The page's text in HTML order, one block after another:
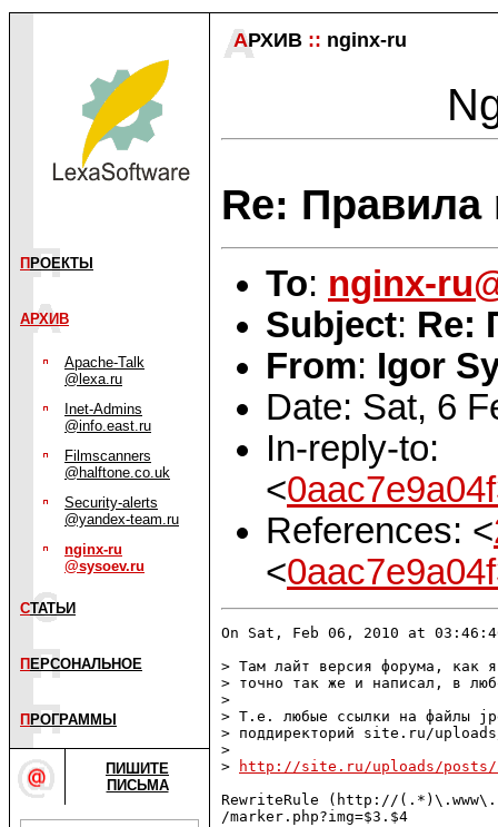
П РОЕКТЫ
АРХИВ
Apache-Talk
@lexa.ru
Inet-Admins
@info.east.ru
Filmscanners
@halftone.co.uk
Security-alerts
@yandex-team.ru
nginx-ru
@sysoev.ru
СТАТЬИ
П ЕРСОНАЛЬНОЕ
П РОГРАММЫ
ПИШИТЕ
ПИСЬМА
АРХИВ :: nginx-ru
Re: Правила
To: nginx-
Subject: Re:
From: Igor
Date: Sat, 6
In-reply-to:
<
References: <
<
On Sat, Feb 06, 2010 at
> Там лайт версия форума, как
> точно так же и написал, в
>
> Т.е. любые ссылки на файлы
> поддиректорий site.ru/
>
>
http://site.ru/uploads/posts/
RewriteRule (http://
/marker.php?img=$3.$4